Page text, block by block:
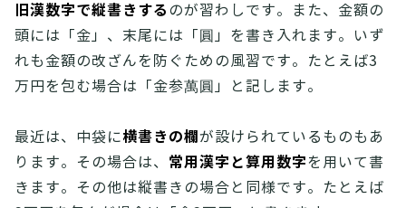
旧漢数字で縦書きする のが習わしです。また、金額の
頭には「金」、末尾には「圓」を書き入れます。いず
れも金額の改ざんを防ぐための風習です。たとえば3
万円を包む場合は「金参萬圓」と記します。
最近は、中袋に横書きの欄 が設けられているものもあ
ります。その場合は、 常用漢字と算用数字 を用いて書
きます。その他は縦書きの場合と同様です。たとえば